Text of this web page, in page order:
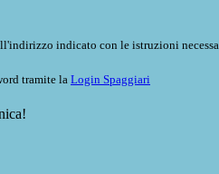
indicato con le istruzioni
tramite la Login Spaggiari